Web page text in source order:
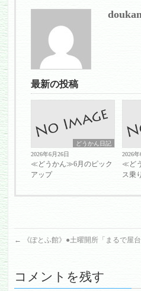
最新の投稿
どうかん日記
2026年6月26日
≪どうかん≫6月のピック
アップ
2026年
≪ど
ス乗
← 《ぽとふ館》●土曜開所「まるで屋
コメントを残す